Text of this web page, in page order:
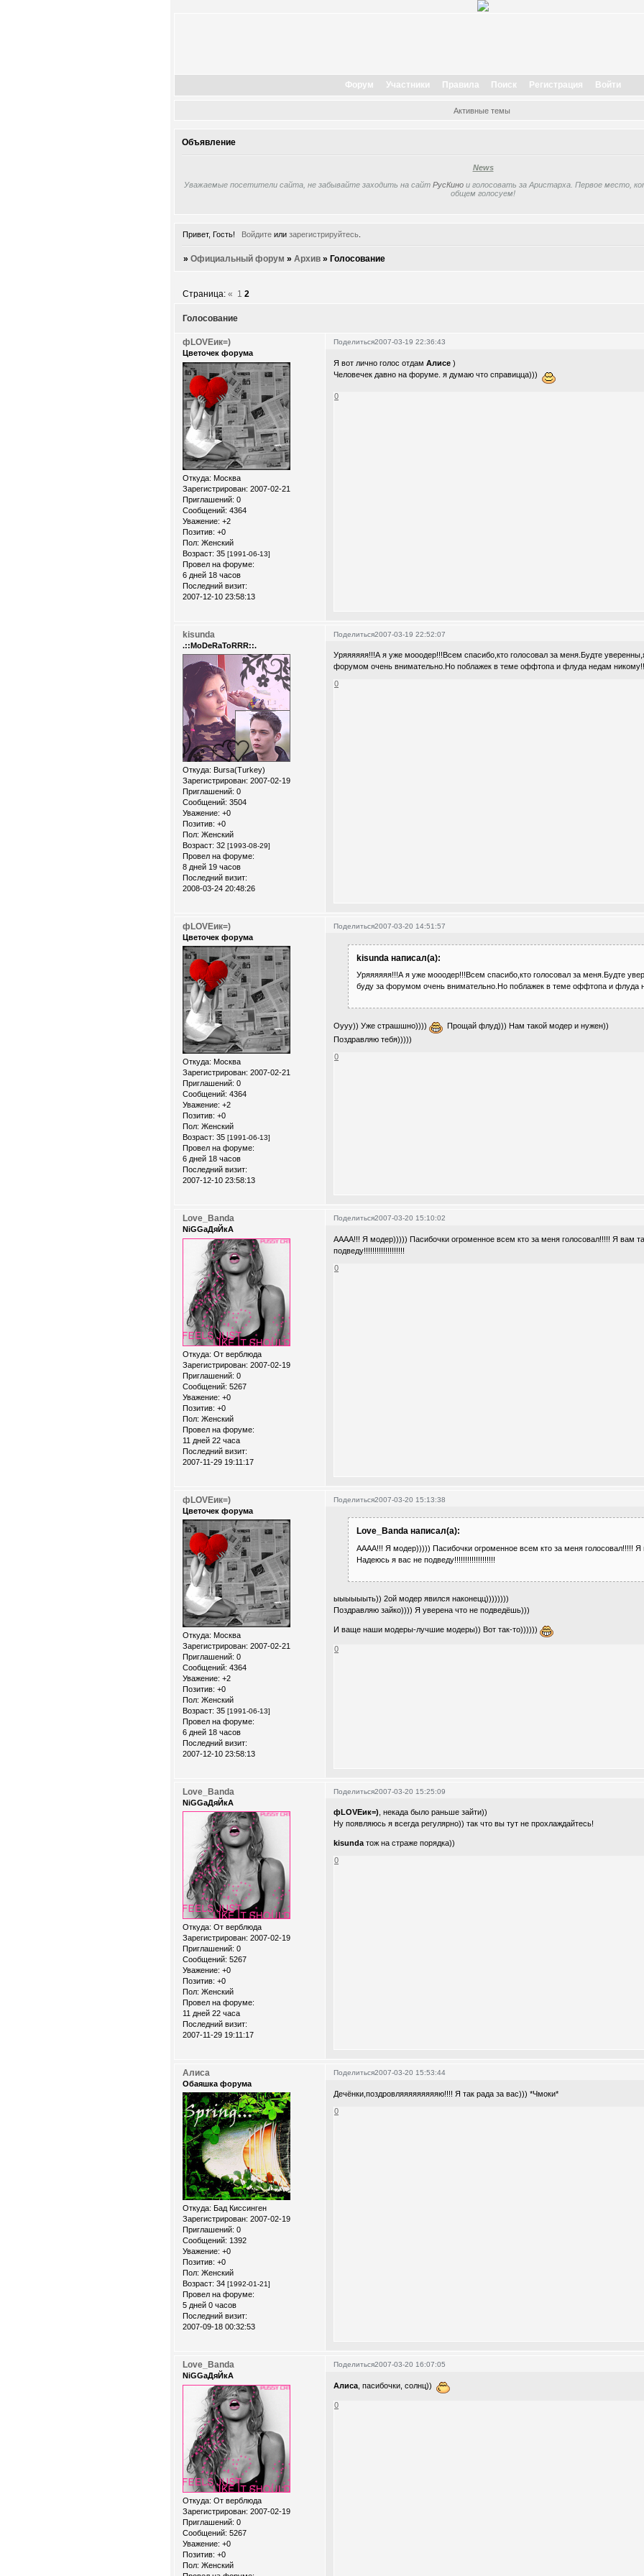
Форум Участники Правила Поиск Регистрация Войти
Активные темы
Объявление
News
Уважаемые посетители сайта, не забывайте заходить на сайт РусКино и голосовать за Аристарха. Первое место,
общем голосуем!
Привет, Гость! Войдитеили зарегистрируйтесь.
»Официальный форум »Архив »Голосование
Голосование
Страница:« 1 2
Поделиться2007-03-19 22:36:43
фLOVEик=)
Цветочек форума
Откуда: Москва
Зарегистрирован: 2007-02-21
Приглашений: 0
Сообщений: 4364
Уважение: +2
Позитив: +0
Пол: Женский
Возраст: 35 [1991-06-13]
Провел на форуме:
6 дней 18 часов
Последний визит:
2007-12-10 23:58:13
Я вот лично голос отдамАлисе )
Человечек давно на форуме. я думаю что справицца)))
0
Поделиться2007-03-19 22:52:07
kisunda
.::MoDeRaToRRR::.
Откуда: Bursa(Turkey)
Зарегистрирован: 2007-02-19
Приглашений: 0
Сообщений: 3504
Уважение: +0
Позитив: +0
Пол: Женский
Возраст: 32 [1993-08-29]
Провел на форуме:
8 дней 19 часов
Последний визит:
2008-03-24 20:48:26
Уряяяяяя!!!А я уже мооодер!!!Всем спасибо,кто голосовал за меня.Будте
форумом очень внимательно.Но поблажек в теме оффтопа и флуда недам
0
Поделиться2007-03-20 14:51:57
фLOVEик=)
Цветочек форума
Откуда: Москва
Зарегистрирован: 2007-02-21
Приглашений: 0
Сообщений: 4364
Уважение: +2
Позитив: +0
Пол: Женский
Возраст: 35 [1991-06-13]
Провел на форуме:
6 дней 18 часов
Последний визит:
2007-12-10 23:58:13
kisunda написал(а):
Уряяяяяя!!!А я уже мооодер!!!Всем спасибо,кто голосовал за меня.Будте
буду за форумом очень внимательно.Но поблажек в теме оффтопа и флуда
Оууу)) Уже страшшно))))
Прощай флуд))) Нам такой модер и нужен))
Поздравляю тебя)))))
0
Поделиться2007-03-20 15:10:02
Love_Banda
NiGGaДяЙкА
Откуда: От верблюда
Зарегистрирован: 2007-02-19
Приглашений: 0
Сообщений: 5267
Уважение: +0
Позитив: +0
Пол: Женский
Провел на форуме:
11 дней 22 часа
Последний визит:
2007-11-29 19:11:17
АААА!!! Я модер))))) Пасибочки огроменное всем кто за меня голосовал!!!!! Я вам
подведу!!!!!!!!!!!!!!!!!!!
0
Поделиться2007-03-20 15:13:38
фLOVEик=)
Цветочек форума
Откуда: Москва
Зарегистрирован: 2007-02-21
Приглашений: 0
Сообщений: 4364
Уважение: +2
Позитив: +0
Пол: Женский
Возраст: 35 [1991-06-13]
Провел на форуме:
6 дней 18 часов
Последний визит:
2007-12-10 23:58:13
Love_Banda написал(а):
АААА!!! Я модер))))) Пасибочки огроменное всем кто за меня голосовал!!!!! Я
Надеюсь я вас не подведу!!!!!!!!!!!!!!!!!!!
ыыыыыыть)) 2ой модер явился наконецц))))))))
Поздравляю зайко)))) Я уверена что не подведёшь)))
И ваще наши модеры-лучшие модеры)) Вот так-то))))))
0
Поделиться2007-03-20 15:25:09
Love_Banda
NiGGaДяЙкА
Откуда: От верблюда
Зарегистрирован: 2007-02-19
Приглашений: 0
Сообщений: 5267
Уважение: +0
Позитив: +0
Пол: Женский
Провел на форуме:
11 дней 22 часа
Последний визит:
2007-11-29 19:11:17
фLOVEик=) , некада было раньше зайти))
Ну появляюсь я всегда регулярно)) так что вы тут не прохлаждайтесь!
kisunda тож на страже порядка))
0
Поделиться2007-03-20 15:53:44
Алиса
Обаяшка форума
Откуда: Бад Киссинген
Зарегистрирован: 2007-02-19
Приглашений: 0
Сообщений: 1392
Уважение: +0
Позитив: +0
Пол: Женский
Возраст: 34 [1992-01-21]
Провел на форуме:
5 дней 0 часов
Последний визит:
2007-09-18 00:32:53
Дечёнки,поздровляяяяяяяяяю!!!! Я так рада за вас))) *Чмоки*
0
Поделиться2007-03-20 16:07:05
Love_Banda
NiGGaДяЙкА
Откуда: От верблюда
Зарегистрирован: 2007-02-19
Приглашений: 0
Сообщений: 5267
Уважение: +0
Позитив: +0
Пол: Женский
Алиса , пасибочки, солнц))
0